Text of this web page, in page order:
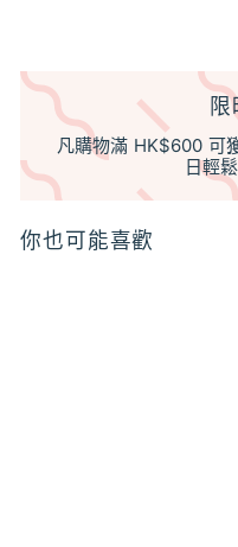
凡購物滿 HK$600 可
日輕
你也可能喜歡